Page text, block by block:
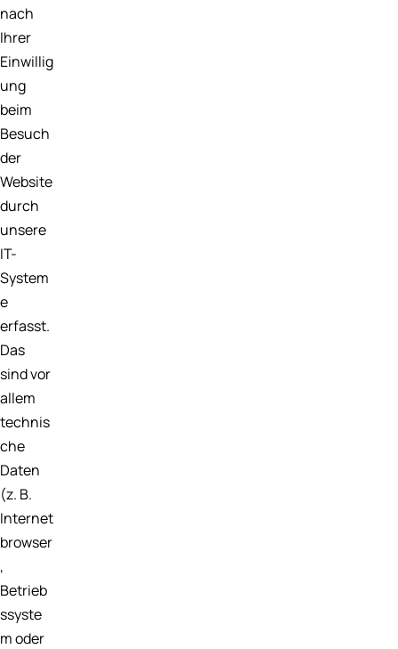
nach
Ihrer
Einwillig
ung
beim
Besuch
der
Website
durch
unsere
IT-
System
e
erfasst.
Das
sind vor
allem
technis
che
Daten
(z. B.
Internet
browser
,
Betrieb
ssyste
m oder